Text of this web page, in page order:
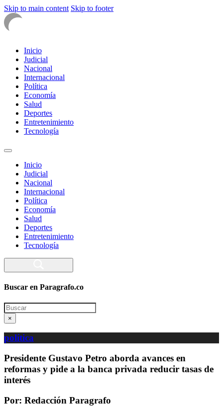
Skip to main content Skip to footer
Inicio
Judicial
Nacional
Internacional
Política
Economía
Salud
Deportes
Entretenimiento
Tecnología
Inicio
Judicial
Nacional
Internacional
Política
Economía
Salud
Deportes
Entretenimiento
Tecnología
Buscar en Paragrafo.co
Search
×
política
Presidente Gustavo Petro aborda avances en
reformas y pide a la banca privada reducir tasas de
interés
Por: Redacción Paragrafo